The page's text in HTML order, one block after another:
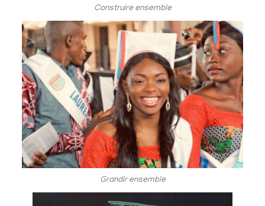
Construire ensemble
Grandir ensemble